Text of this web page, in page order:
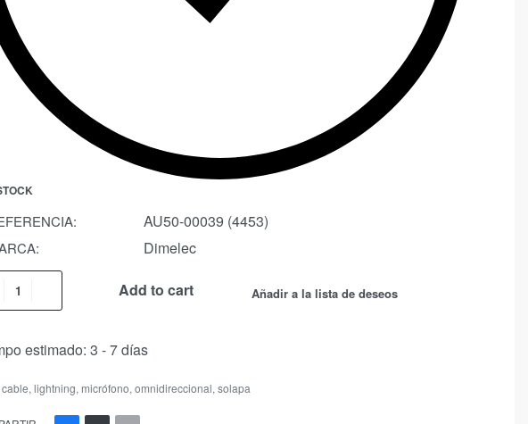
AU50-00039 (4453)
Dimelec
Add to cart Añadir a la lista de deseos
estimado: 3 - 7 días
cable, lightning, micrófono, omnidireccional, solapa